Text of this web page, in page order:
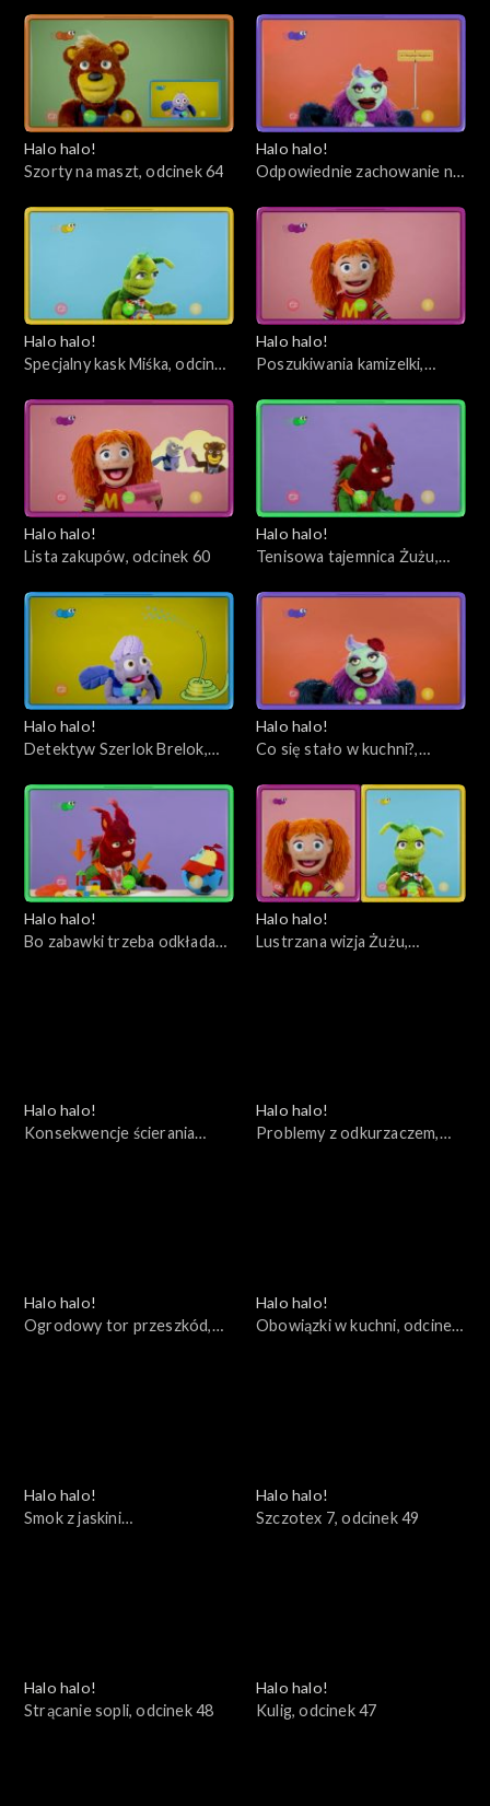
Halo halo!
Szorty na maszt, odcinek 64
Halo halo!
Odpowiednie zachowanie na
Halo halo!
Specjalny kask Miśka, odcinek
Halo halo!
Poszukiwania kamizelki,
Halo halo!
Lista zakupów, odcinek 60
Halo halo!
Tenisowa tajemnica Żużu,
Halo halo!
Detektyw Szerlok Brelok,
Halo halo!
Co się stało w kuchni?,
Halo halo!
Bo zabawki trzeba odkładać
Halo halo!
Lustrzana wizja Żużu,
Halo halo!
Konsekwencje ścierania
Halo halo!
Problemy z odkurzaczem,
Halo halo!
Ogrodowy tor przeszkód,
Halo halo!
Obowiązki w kuchni, odcinek
Halo halo!
Smok z jaskini
Halo halo!
Szczotex 7, odcinek 49
Halo halo!
Strącanie sopli, odcinek 48
Halo halo!
Kulig, odcinek 47